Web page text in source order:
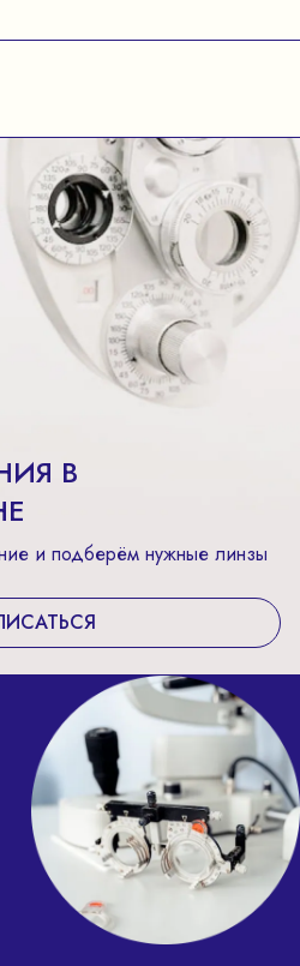
В
и подберём нужные линзы